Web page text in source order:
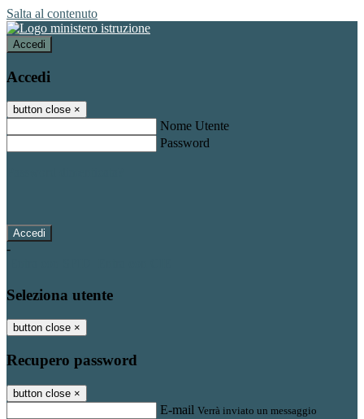
Salta al contenuto
Accedi
Accedi
button close ×
Nome Utente
Password
-
Seleziona utente
button close ×
Recupero password
button close ×
E-mail Verrà inviato un messaggio